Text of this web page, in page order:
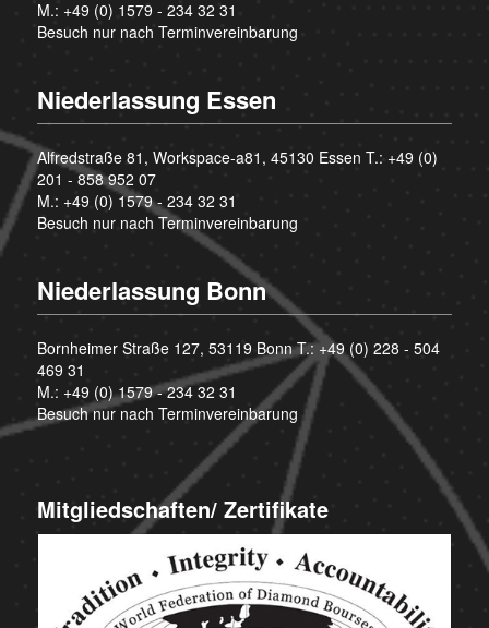
M.: +49 (0) 1579 - 234 32 31
Besuch nur nach Terminvereinbarung
Niederlassung Essen
Alfredstraße 81, Workspace-a81, 45130 Essen T.: +49 (0)
201 - 858 952 07
M.: +49 (0) 1579 - 234 32 31
Besuch nur nach Terminvereinbarung
Niederlassung Bonn
Bornheimer Straße 127, 53119 Bonn T.:+49 (0) 228 - 504
469 31
M.: +49 (0) 1579 - 234 32 31
Besuch nur nach Terminvereinbarung
Mitgliedschaften/ Zertifikate